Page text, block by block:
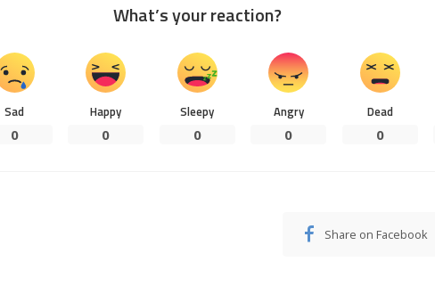
What’s your reaction?
Sad
0
Happy
0
Sleepy
0
Angry
0
Dead
0
Share on Facebook